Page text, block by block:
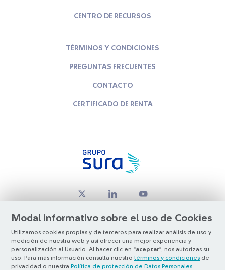
Modal informativo sobre el uso de Cookies
Utilizamos cookies propias y de terceros para realizar análisis de uso y
medición de nuestra web y así ofrecer una mejor experiencia y
personalización al Usuario. Al hacer clic en “aceptar”, nos autorizas su
uso. Para más información consulta nuestro términos y condiciones de
privacidad o nuestra Política de protección de Datos Personales
CENTRO DE RECURSOS
TÉRMINOS Y CONDICIONES
PREGUNTAS FRECUENTES
CONTACTO
CERTIFICADO DE RENTA
© Copyright Grupo SURA 2026